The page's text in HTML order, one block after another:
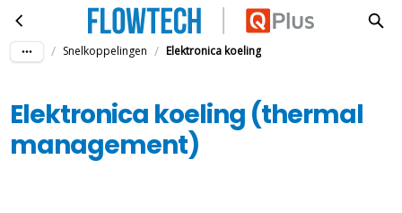
Ga naar hoofdinhoud
Elektronica koeling (thermal management)
/ Snelkoppelingen / Elektronica koeling
Elektronica koeling (thermal
management)